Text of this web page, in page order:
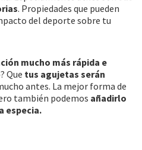
. Propiedades que pueden
del deporte sobre tu
mucho más rápida e
Que tus agujetas serán
antes. La mejor forma de
también podemos añadirlo
especia.